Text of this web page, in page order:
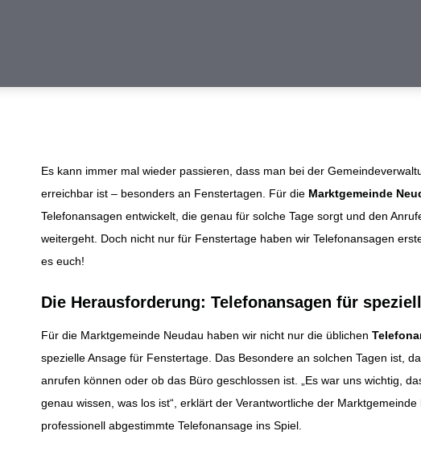
Es kann immer mal wieder passieren, dass man bei der
erreichbar ist – besonders an Fenstertagen. Für die Marktgemeinde
Telefonansagen entwickelt, die genau für solche Tage sorgt und den
weitergeht. Doch nicht nur für Fenstertage haben wir Telefonansagen
es euch!
Die Herausforderung: Telefonansagen für
Für die Marktgemeinde Neudau haben wir nicht nur die üblichen
spezielle Ansage für Fenstertage. Das Besondere an solchen Tagen ist,
anrufen können oder ob das Büro geschlossen ist. „Es war uns wichtig,
genau wissen, was los ist“, erklärt der Verantwortliche der
professionell abgestimmte Telefonansage ins Spiel.
Beitragsnavigation